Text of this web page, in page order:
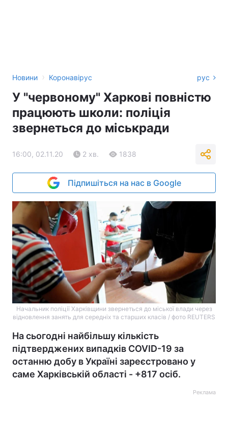
Новини › Коронавірус рус
У "червоному" Харкові повністю
працюють школи: поліція
звернеться до міськради
16:00, 02.11.20 2 хв. 1838
Підпишіться на нас в Google
Начальник поліції Харківщини звернеться до міської влади через
відновлення занять для середніх та старших класів / фото REUTERS
На сьогодні найбільшу кількість
підтверджених випадків COVID-19 за
останню добу в Україні зареєстровано у
саме Харківській області - +817 осіб.
Реклама